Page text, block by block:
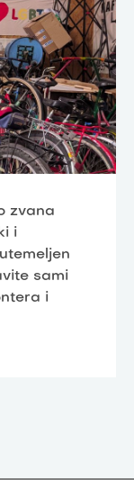
zvana
i
sami
i